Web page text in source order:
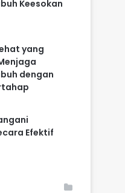
Keesokan
yang
dengan
Efektif